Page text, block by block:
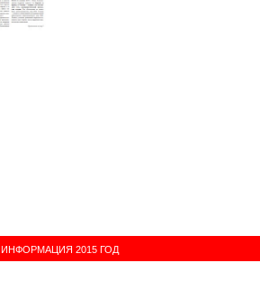
ИНФОРМАЦИЯ 2015 ГОД